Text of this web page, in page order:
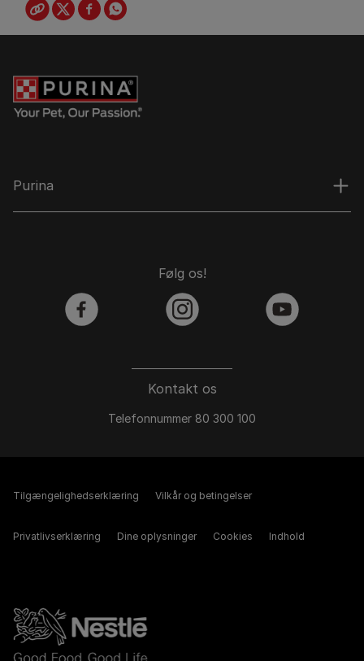
Purina
Kontakt os
Telefonnummer 80 300 100
Følg os!
facebook instagram youtube
Tilgængelighedserklæring Vilkår og betingelser
Privatlivserklæring Dine oplysninger Cookies Indhold